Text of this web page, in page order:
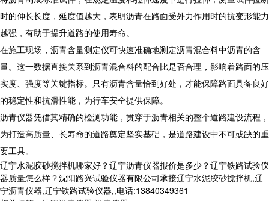
时的伸长长度，延度值越大，表明沥青在路面受外力作用时的抗变形能力
越强，有助于提升道路的使用寿命。
在施工现场，沥青含量测定仪可快速准确地测定沥青混合料中沥青的含
量。这一数据直接关系到沥青混合料的配合比是否合理，影响着路面的压
实度、强度等关键指标。只有沥青含量恰到好处，才能保障路面具备良好
的稳定性和抗滑性能，为行车安全提供保障。
沥青仪器凭借其精确的检测功能，贯穿于沥青相关的整个道路建设流程，
为打造高质量、长寿命的道路奠定坚实基础，是道路建设中不可或缺的重
要工具。
辽宁水泥胶砂搅拌机哪家好？辽宁沥青仪器报价是多少？辽宁铁路试验仪
器质量怎么样？沈阳路兴试验仪器有限公司承接辽宁水泥胶砂搅拌机,辽
宁沥青仪器,辽宁铁路试验仪器,,电话:13840349361